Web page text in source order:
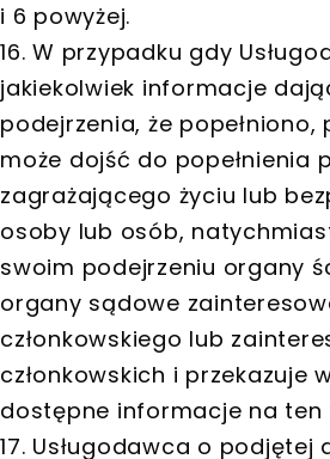
i 6 powyżej.
16. W przypadku gdy
jakiekolwiek informacje
podejrzenia, że popełniono,
może dojść do popełnienia
zagrażającego życiu lub
osoby lub osób,
swoim podejrzeniu organy
organy sądowe
członkowskiego lub
członkowskich i przekazuje
dostępne informacje na ten
17. Usługodawca o podjętej